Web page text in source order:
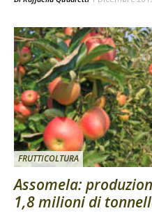
FRUTTICOLTURA
Assomela:
1,8 milioni di